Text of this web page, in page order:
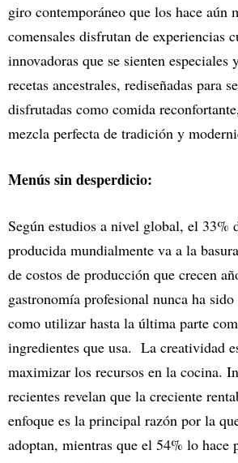
giro contemporáneo que los hace aún
comensales disfrutan de experiencias
innovadoras que se sienten especiales
recetas ancestrales, rediseñadas para
disfrutadas como comida
mezcla perfecta de tradición y
Menús sin desperdicio:
Según estudios a nivel global, el 33%
producida mundialmente va a la
de costos de producción que crecen
gastronomía profesional nunca ha
como utilizar hasta la última parte
ingredientes que usa. La creatividad
maximizar los recursos en la cocina.
recientes revelan que la creciente
enfoque es la principal razón por la
adoptan, mientras que el 54% lo hace